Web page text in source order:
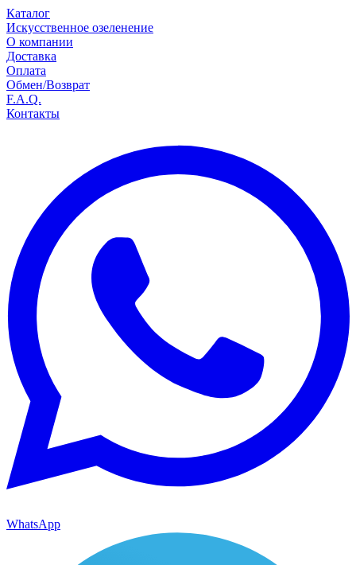
Каталог
Искусственное озеленение
О компании
Доставка
Оплата
Обмен/Возврат
F.A.Q.
Контакты
WhatsApp